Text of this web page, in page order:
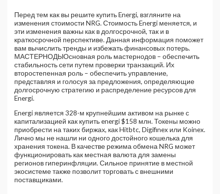
Перед тем как вы решите купить Energi, взгляните на
изменения стоимости NRG. Стоимость Energi меняется, и
эти изменения важны как в долгосрочной, так и в
краткосрочной перспективе. Данная информация поможет
вам вычислить тренды и избежать финансовых потерь.
МАСТЕРНОДЫОсновная роль мастернодов – обеспечить
стабильность сети путем проверки транзакций. Их
второстепенная роль – обеспечить управление,
представляя и голосуя за предложения, определяющие
долгосрочную стратегию и распределение ресурсов для
Energi.
Energi является 328-м крупнейшим активом на рынке с
капитализацией как купить energi $158 млн. Токены можно
приобрести на таких биржах, как Hitbtc, Digifinex или Koinex.
Лично мы не нашли ни одного достойного кошелька для
хранения токена. В качестве режима обмена NRG может
функционировать как местная валюта для замены
регионов гиперинфляции. Сильное принятие в местной
экосистеме также позволит торговать с внешними
поставщиками.